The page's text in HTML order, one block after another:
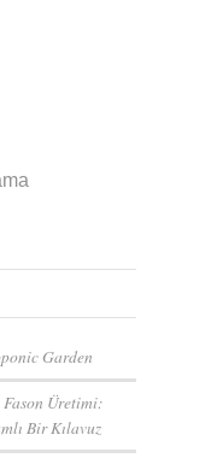
Garden
Üretimi:
Bir Kılavuz